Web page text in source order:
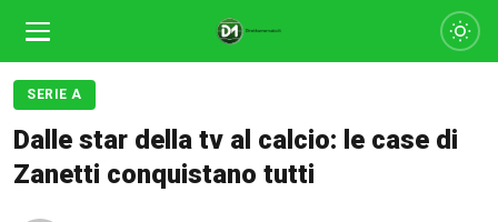
SERIE A
Dalle star della tv al calcio: le case di
Zanetti conquistano tutti